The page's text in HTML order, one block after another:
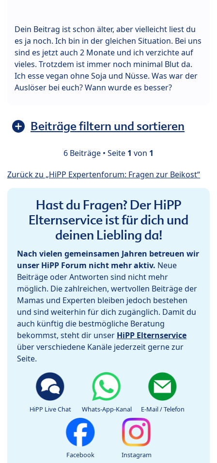
Dein Beitrag ist schon älter, aber vielleicht liest du
es ja noch. Ich bin in der gleichen Situation. Bei uns
sind es jetzt auch 2 Monate und ich verzichte auf
vieles. Trotzdem ist immer noch minimal Blut da.
Ich esse vegan ohne Soja und Nüsse. Was war der
Auslöser bei euch? Wann wurde es besser?
Beiträge filtern und sortieren
6 Beiträge • Seite 1 von 1
Zurück zu „HiPP Expertenforum: Fragen zur Beikost“
Hast du Fragen? Der HiPP
Elternservice ist für dich und
deinen Liebling da!
Nach vielen gemeinsamen Jahren betreuen wir
unser HiPP Forum nicht mehr aktiv. Neue
Beiträge oder Antworten sind nicht mehr
möglich. Die zahlreichen, wertvollen Beiträge der
Mamas und Experten bleiben jedoch bestehen
und sind weiterhin für dich zugänglich. Damit du
auch künftig die bestmögliche Beratung
bekommst, steht dir unser HiPP Elternservice
über verschiedene Kanäle jederzeit gerne zur
Seite.
HiPP Live Chat Whats-App-Kanal E-Mail / Telefon
Facebook Instagram